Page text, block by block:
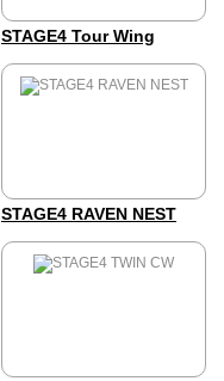
STAGE4 Tour Wing
STAGE4 RAVEN NEST